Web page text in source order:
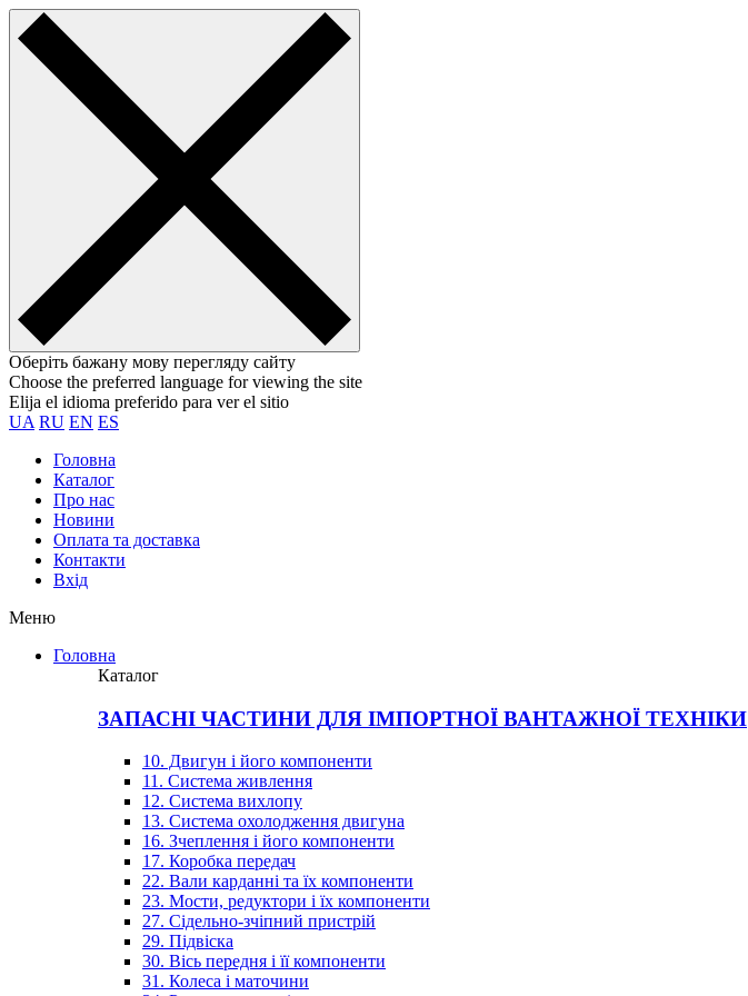
Оберіть бажану мову перегляду сайту
Choose the preferred language for viewing the site
Elija el idioma preferido para ver el sitio
UA RU EN ES
Головна
Каталог
Про нас
Новини
Оплата та доставка
Контакти
Вхiд
Меню
Головна
Каталог
ЗАПАСНІ ЧАСТИНИ ДЛЯ ІМПОРТНОЇ ВАНТАЖНОЇ ТЕХНІКИ
10. Двигун і його компоненти
11. Система живлення
12. Система вихлопу
13. Система охолодження двигуна
16. Зчеплення і його компоненти
17. Коробка передач
22. Вали карданні та їх компоненти
23. Мости, редуктори і їх компоненти
27. Сідельно-зчіпний пристрій
29. Підвіска
30. Вісь передня і її компоненти
31. Колеса і маточини